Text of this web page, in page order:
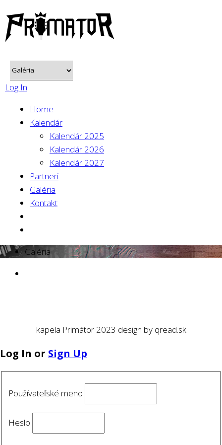
Log In
Home
Kalendár
Kalendár 2025
Kalendár 2026
Kalendár 2027
Partneri
Galéria
Kontakt
Galéria
kapela Primátor 2023 design by qread.sk
Log In or Sign Up
Používateľské meno
Heslo